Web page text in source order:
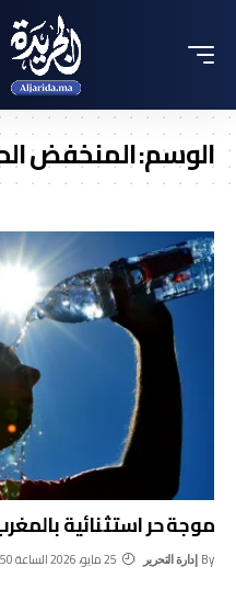
الوسم:المنخفض
موجة حر استثنائية بالمغرب
By إدارة التحرير 25 مايو، 2026 الساعة 1:50 مساءً